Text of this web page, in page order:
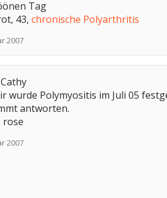
Tag
43, chronische Polyarthritis
2007
wurde Polymyositis im Juli 05
antworten.
rose
2007